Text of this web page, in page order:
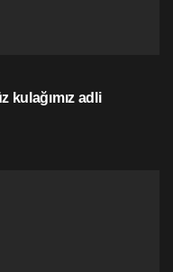
kulağımız adli